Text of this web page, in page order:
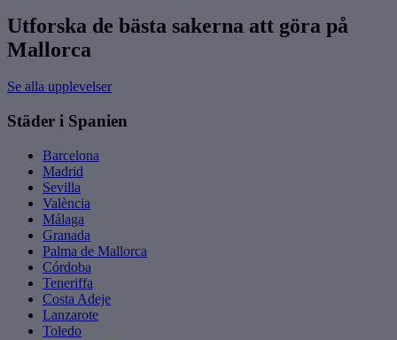
Utforska de bästa sakerna att göra på
Mallorca
Se alla upplevelser
Städer i Spanien
Barcelona
Madrid
Sevilla
València
Málaga
Granada
Palma de Mallorca
Córdoba
Teneriffa
Costa Adeje
Lanzarote
Toledo